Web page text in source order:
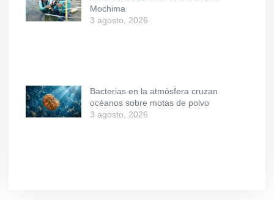
Mochima
3 agosto, 2026
Bacterias en la atmósfera cruzan
océanos sobre motas de polvo
3 agosto, 2026